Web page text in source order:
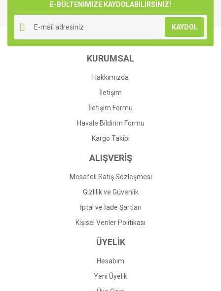
Yorum Yaz
Ürün resmi kalitesiz, bozuk veya görüntülenemiyor.
Ürün açıklamasında eksik bilgiler bulunuyor.
Ürün bilgilerinde hatalar bulunuyor.
Ürün fiyatı diğer sitelerden daha pahalı.
Gönder
E-BÜLTENİMİZE KAYDOLABİLİRSİNİZ!
KAYDOL
KURUMSAL
Hakkımızda
İletişim
İletişim Formu
Havale Bildirim Formu
Kargo Takibi
ALIŞVERİŞ
Mesafeli Satış Sözleşmesi
Gizlilik ve Güvenlik
İptal ve İade Şartları
Kişisel Veriler Politikası
ÜYELİK
Hesabım
Yeni Üyelik